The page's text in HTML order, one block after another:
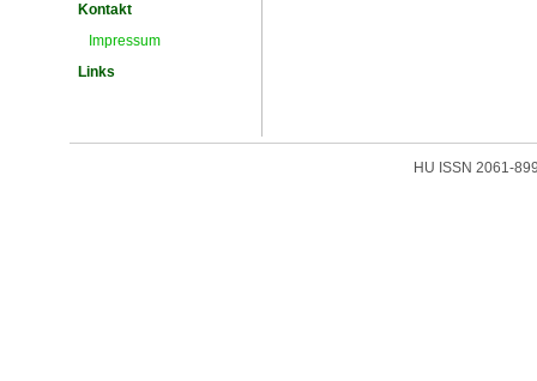
Kontakt
Impressum
Links
HU ISSN 2061-